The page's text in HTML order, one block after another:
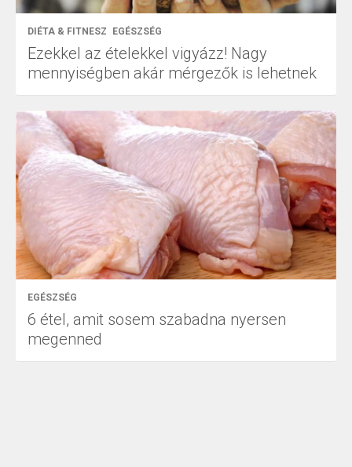
DIÉTA & FITNESZ EGÉSZSÉG
Ezekkel az ételekkel vigyázz! Nagy
mennyiségben akár mérgezők is lehetnek
EGÉSZSÉG
6 étel, amit sosem szabadna nyersen
megenned